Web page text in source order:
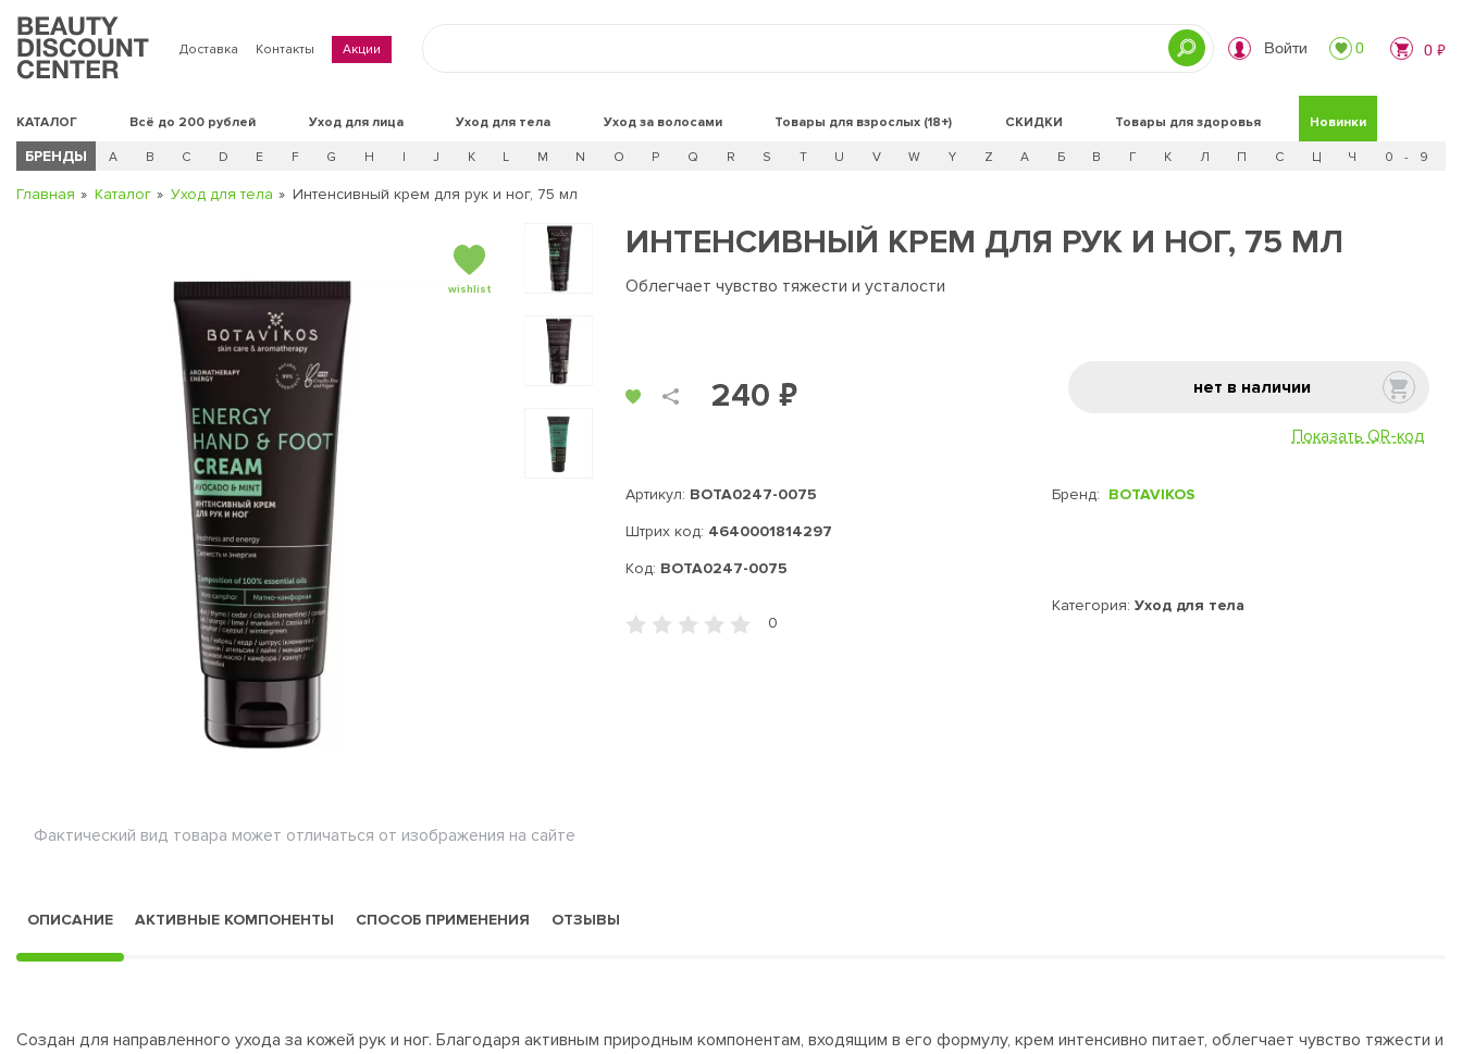
Доставка Контакты Акции Войти 0 0 ₽
КАТАЛОГ Всё до 200 рублей Уход для лица Уход для тела Уход за волосами Товары для взрослых (18+) СКИДКИ Новинки
Товары для здоровья
БРЕНДЫ A B C D E F G H I J K L M N O P Q R S T U V W Y Z А Б В Г К Л П С Ц Ч 0 - 9
Главная Каталог Уход для тела Интенсивный крем для рук и ног, 75 мл
wishlist
Фактический вид товара может отличаться от изображения на сайте
ИНТЕНСИВНЫЙ КРЕМ ДЛЯ РУК И НОГ, 75 МЛ
Облегчает чувство тяжести и усталости
240 ₽ нет в наличии
Показать QR-код
Артикул: BOTA0247-0075
Штрих код: 4640001814297
Код: BOTA0247-0075
Бренд: BOTAVIKOS
Категория: Уход для тела
0
ОПИСАНИЕ АКТИВНЫЕ КОМПОНЕНТЫ СПОСОБ ПРИМЕНЕНИЯ ОТЗЫВЫ
Создан для направленного ухода за кожей рук и ног. Благодаря активным природным компонентам, входящим в его формулу, крем интенсивно питает, облегчает чувство тяжести и